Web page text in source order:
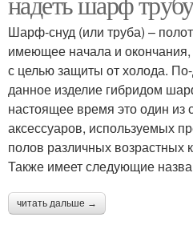
Шарф-снуд (или труба) –
имеющее начала и
с целью защиты от холода.
данное изделие гибридом
настоящее время это один
аксессуаров, используемых
полов различных возрастных
Также имеет следующие
читать дальше →